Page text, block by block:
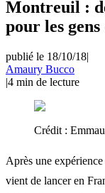
Montreuil :
pour les
publié le 18/10/18|
Amaury Bucco
|4 min de lecture
Crédit :
Après une
vient de lancer en